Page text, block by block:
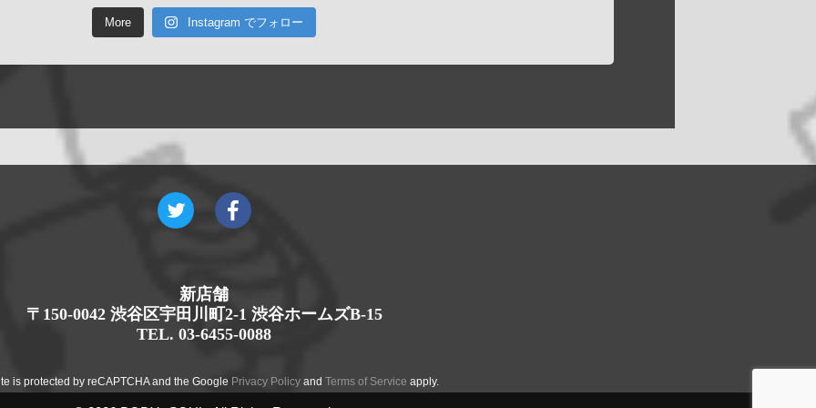
More Instagram でフォロー
新店舗
〒150-0042 渋谷区宇田川町2-1 渋谷ホームズB-15
TEL. 03-6455-0088
is protected by reCAPTCHA and the Google Privacy Policy and Terms of Service apply.